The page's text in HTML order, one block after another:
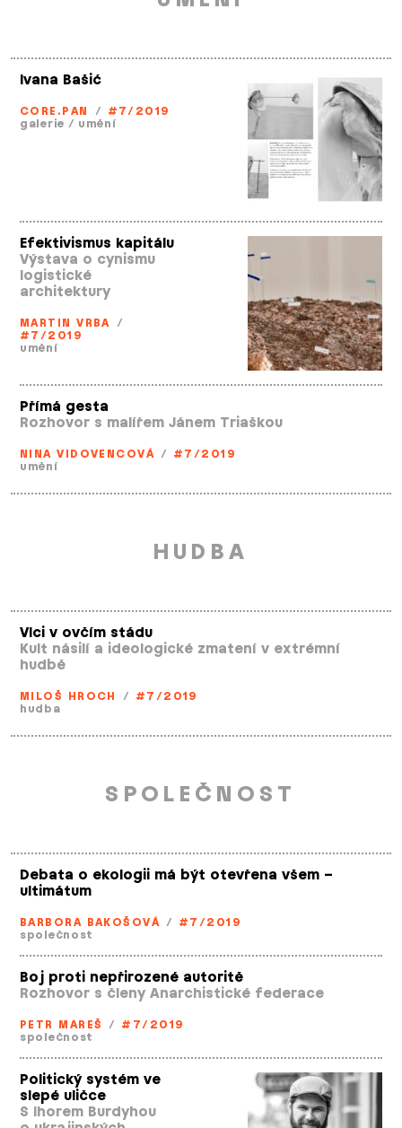
Ivana Bašić
CORE.PAN / #7/2019
galerie / umění
Efektivismus kapitálu
Výstava o cynismu
logistické
architektury
MARTIN VRBA /
#7/2019
umění
Přímá gesta
Rozhovor s malířem Jánem Triaškou
NINA VIDOVENCOVÁ / #7/2019
umění
HUDBA
Vlci v ovčím stádu
Kult násilí a ideologické zmatení v extrémní
hudbě
MILOŠ HROCH / #7/2019
hudba
SPOLEČNOST
Debata o ekologii má být otevřena všem –
ultimátum
BARBORA BAKOŠOVÁ / #7/2019
společnost
Boj proti nepřirozené autoritě
Rozhovor s členy Anarchistické federace
PETR MAREŠ / #7/2019
společnost
Politický systém ve
slepé uličce
S Ihorem Burdyhou